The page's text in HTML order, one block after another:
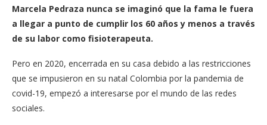
Marcela Pedraza nunca se imaginó que la fama le fuera
a llegar a punto de cumplir los 60 años y menos a través
de su labor como fisioterapeuta.
Pero en 2020, encerrada en su casa debido a las restricciones
que se impusieron en su natal Colombia por la pandemia de
covid-19, empezó a interesarse por el mundo de las redes
sociales.